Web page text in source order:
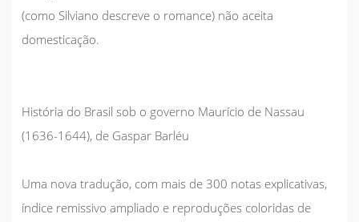
(como Silviano descreve o romance) não aceita
domesticação.
História do Brasil sob o governo Maurício de Nassau
(1636-1644), de Gaspar Barléu
Uma nova tradução, com mais de 300 notas explicativas,
índice remissivo ampliado e reproduções coloridas de